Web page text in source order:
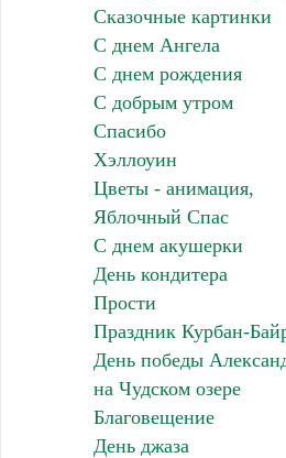
Сказочные картинки
С днем Ангела
С днем рождения
С добрым утром
Спасибо
Хэллоуин
Цветы - анимация,
Яблочный Спас
С днем акушерки
День кондитера
Прости
Праздник Курбан-
День победы
на Чудском озере
Благовещение
День джаза